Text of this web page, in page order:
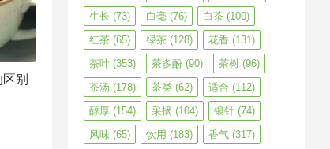
别
生长 (73) 白毫 (76) 白茶 (100)
红茶 (65) 绿茶 (128) 花香 (131)
茶叶 (353) 茶多酚 (90) 茶树 (96)
茶汤 (178) 茶类 (62) 适合 (112)
醇厚 (154) 采摘 (104) 银针 (74)
风味 (65) 饮用 (183) 香气 (317)